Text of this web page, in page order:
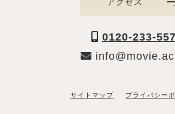
アクセス
0120-233-557
サイトマップ プライバシー